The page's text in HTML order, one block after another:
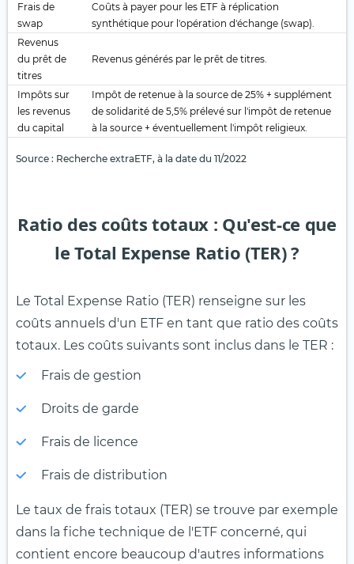
Frais de
swap
Coûts à payer pour les ETF à réplication
synthétique pour l'opération d'échange (swap).
Revenus
du prêt de
titres
Revenus générés par le prêt de titres.
Impôts sur
les revenus
du capital
Impôt de retenue à la source de 25% + supplément
de solidarité de 5,5% prélevé sur l'impôt de retenue
à la source + éventuellement l'impôt religieux.
Source : Recherche extraETF, à la date du 11/2022
Ratio des coûts totaux : Qu'est-ce que
le Total Expense Ratio (TER) ?
Le Total Expense Ratio (TER) renseigne sur les
coûts annuels d'un ETF en tant que ratio des coûts
totaux. Les coûts suivants sont inclus dans le TER :
Frais de gestion
Droits de garde
Frais de licence
Frais de distribution
Le taux de frais totaux (TER) se trouve par exemple
dans la fiche technique de l'ETF concerné, qui
contient encore beaucoup d'autres informations